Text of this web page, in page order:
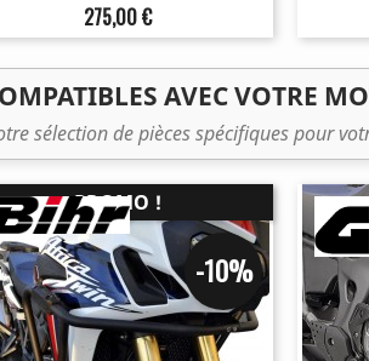
Prix
275,00 €
AVEC VOTRE
sélection de pièces spécifiques pour
-10%
PROMO !